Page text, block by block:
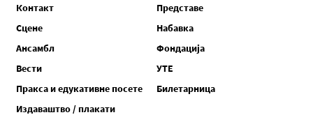
Контакт
Представе
Сцене
Набавка
Ансамбл
Фондација
Вести
УТЕ
Пракса и едукативне посете
Билетарница
Издаваштво / плакати